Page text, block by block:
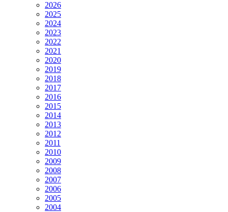
2026
2025
2024
2023
2022
2021
2020
2019
2018
2017
2016
2015
2014
2013
2012
2011
2010
2009
2008
2007
2006
2005
2004